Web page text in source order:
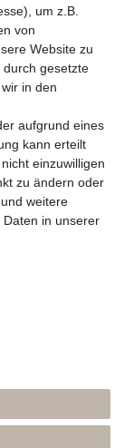
um z.B.
von
Website zu
gesetzte
in den
aufgrund eines
kann erteilt
einzuwilligen
zu ändern oder
und weitere
in unserer